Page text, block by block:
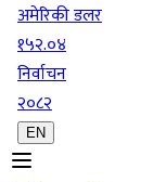
अमेरिकी डलर
१५२.०४
निर्वाचन
२०८२
EN